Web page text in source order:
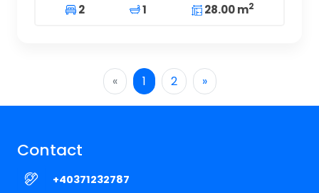
2 1 28.00 m2
« 1 2 »
Contact
+40371232787